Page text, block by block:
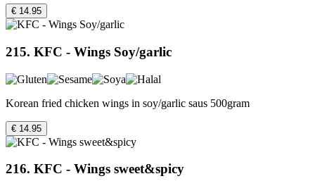
€ 14.95
215. KFC - Wings Soy/garlic
Korean fried chicken wings in soy/garlic saus 500gram
€ 14.95
216. KFC - Wings sweet&spicy